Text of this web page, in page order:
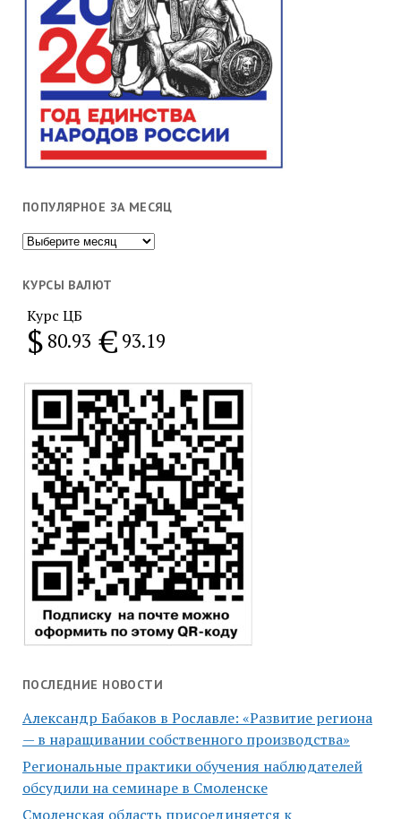
ПОПУЛЯРНОЕ ЗА МЕСЯЦ
Популярное
месяц
КУРСЫ ВАЛЮТ
Курс ЦБ
$ 80.93 € 93.19
ПОСЛЕДНИЕ НОВОСТИ
Александр Бабаков в Рославле: «Развитие региона
— в наращивании собственного производства»
Региональные практики обучения наблюдателей
обсудили на семинаре в Смоленске
Смоленская область присоединяется к